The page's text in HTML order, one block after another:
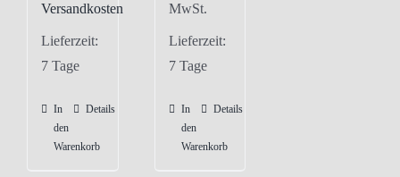
Versandkosten
Lieferzeit:
7 Tage
In
den
Warenkorb
Details
MwSt.
Lieferzeit:
7 Tage
In
den
Warenkorb
Details